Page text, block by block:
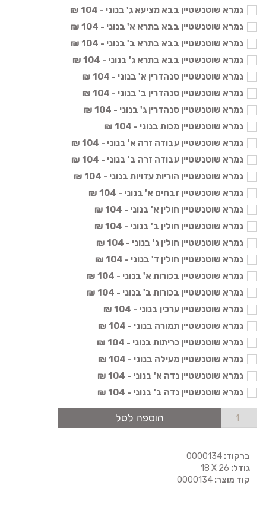
גמרא שוטנשטיין בבא מציעא ג' בנוני - 104 ₪
גמרא שוטנשטיין בבא בתרא א' בנוני - 104 ₪
גמרא שוטנשטיין בבא בתרא ב' בנוני - 104 ₪
גמרא שוטנשטיין בבא בתרא ג' בנוני - 104 ₪
גמרא שוטנשטיין סנהדרין א' בנוני - 104 ₪
גמרא שוטנשטיין סנהדרין ב' בנוני - 104 ₪
גמרא שוטנשטיין סנהדרין ג' בנוני - 104 ₪
גמרא שוטנשטיין מכות בנוני - 104 ₪
גמרא שוטנשטיין עבודה זרה א' בנוני - 104 ₪
גמרא שוטנשטיין עבודה זרה ב' בנוני - 104 ₪
גמרא שוטנשטיין הוריות עדויות בנוני - 104 ₪
גמרא שוטנשטיין זבחים א' בנוני - 104 ₪
גמרא שוטנשטיין חולין א' בנוני - 104 ₪
גמרא שוטנשטיין חולין ב' בנוני - 104 ₪
גמרא שוטנשטיין חולין ג' בנוני - 104 ₪
גמרא שוטנשטיין חולין ד' בנוני - 104 ₪
גמרא שוטנשטיין בכורות א' בנוני - 104 ₪
גמרא שוטנשטיין בכורות ב' בנוני - 104 ₪
גמרא שוטנשטיין ערכין בנוני - 104 ₪
גמרא שוטנשטיין תמורה בנוני - 104 ₪
גמרא שוטנשטיין כריתות בנוני - 104 ₪
גמרא שוטנשטיין מעילה בנוני - 104 ₪
גמרא שוטנשטיין נדה א' בנוני - 104 ₪
גמרא שוטנשטיין נדה ב' בנוני - 104 ₪
הוספה לסל
ברקוד:
גודל: 18 X 26
קוד מוצר: